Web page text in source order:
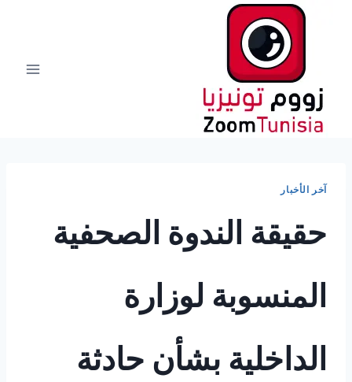
آخر الأخبار
حقيقة الندوة الصحفية
المنسوبة لوزارة
الداخلية بشأن حادثة